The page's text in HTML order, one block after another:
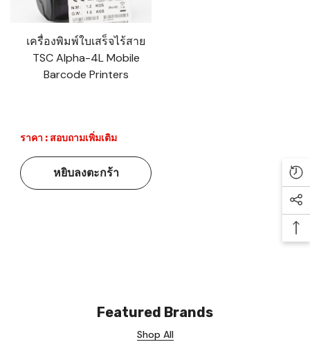
เครื่องพิมพ์ใบเสร็จไร้สาย
TSC Alpha-4L Mobile
Barcode Printers
ราคา : สอบถามเพิ่มเติม
หยิบลงตะกร้า
Featured Brands
Shop All